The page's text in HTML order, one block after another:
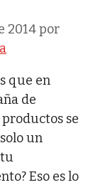
2014por
que en
de
se
un
Eso es lo